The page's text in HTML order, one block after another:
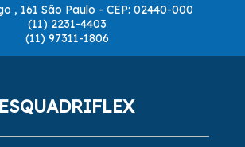
, 161 São Paulo - CEP: 02440-000
(11) 2231-4403
(11) 97311-1806
ESQUADRIFLEX